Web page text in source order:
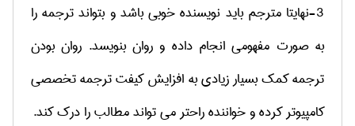
3-نهایتا مترجم باید نویسنده خوبی باشد و بتواند ترجمه را
به صورت مفهومی انجام داده و روان بنویسد. روان بودن
ترجمه کمک بسیار زیادی به افزایش کیفت ترجمه تخصصی
کامپیوتر کرده و خواننده راحتر می تواند مطالب را درک کند.